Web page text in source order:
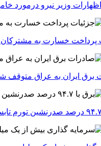
وزیر نیرو درمورد خاموشی‌ها/معافیت ۴ استان
پرداخت خسارت به
برق ایران به عراق